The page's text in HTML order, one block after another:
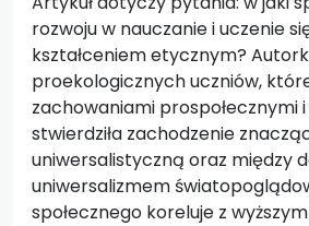
rozwoju w nauczanie i uczenie
kształceniem etycznym?
proekologicznych uczniów,
zachowaniami prospołecznymi
stwierdziła zachodzenie
uniwersalistyczną oraz między
uniwersalizmem
społecznego koreluje z